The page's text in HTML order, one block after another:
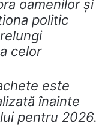
oamenilor și
politic
celor
este
înainte
pentru 2026.